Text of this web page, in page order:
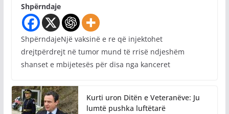
Shpërndaje
ShpërndajeNjë vaksinë e re që injektohet
drejtpërdrejt në tumor mund të rrisë ndjeshëm
shanset e mbijetesës për disa nga kanceret
Kurti uron Ditën e Veteranëve: Ju
lumtë pushka luftëtarë